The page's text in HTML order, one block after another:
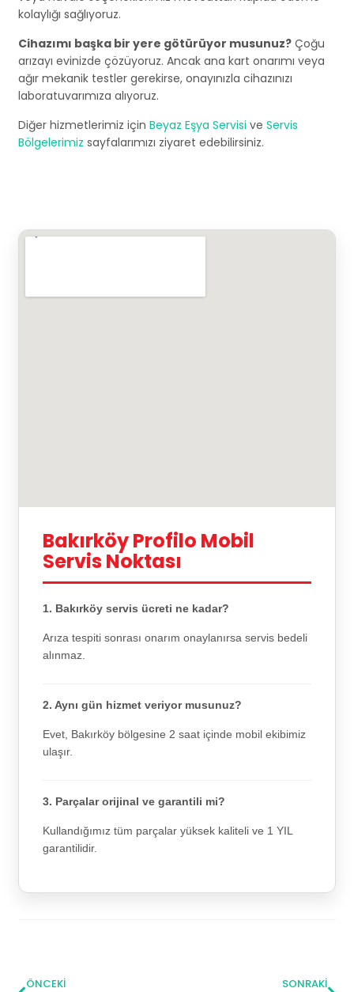
kolaylığı sağlıyoruz.
Cihazımı başka bir yere götürüyor musunuz? Çoğu
arızayı evinizde çözüyoruz. Ancak ana kart onarımı veya
ağır mekanik testler gerekirse, onayınızla cihazınızı
laboratuvarımıza alıyoruz.
Diğer hizmetlerimiz için Beyaz Eşya Servisi ve Servis
Bölgelerimiz sayfalarımızı ziyaret edebilirsiniz.
Bakırköy Profilo Mobil
Servis Noktası
1. Bakırköy servis ücreti ne kadar?
Arıza tespiti sonrası onarım onaylanırsa servis bedeli
alınmaz.
2. Aynı gün hizmet veriyor musunuz?
Evet, Bakırköy bölgesine 2 saat içinde mobil ekibimiz
ulaşır.
3. Parçalar orijinal ve garantili mi?
Kullandığımız tüm parçalar yüksek kaliteli ve 1 YIL
garantilidir.
ÖNCEKI SONRAKI